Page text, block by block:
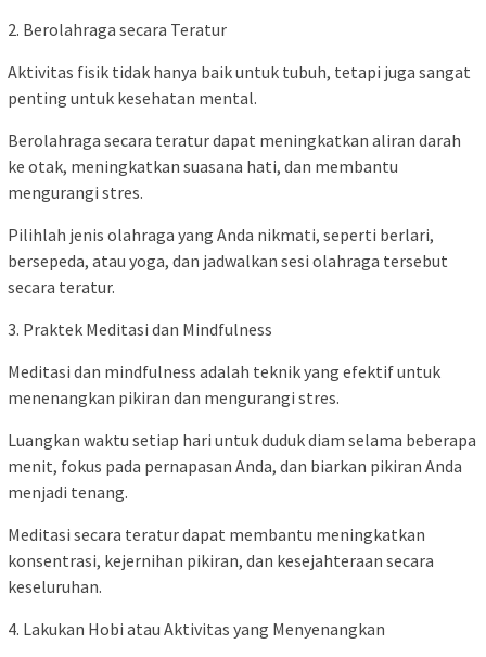
2. Berolahraga secara Teratur
Aktivitas fisik tidak hanya baik untuk tubuh, tetapi juga sangat
penting untuk kesehatan mental.
Berolahraga secara teratur dapat meningkatkan aliran darah
ke otak, meningkatkan suasana hati, dan membantu
mengurangi stres.
Pilihlah jenis olahraga yang Anda nikmati, seperti berlari,
bersepeda, atau yoga, dan jadwalkan sesi olahraga tersebut
secara teratur.
3. Praktek Meditasi dan Mindfulness
Meditasi dan mindfulness adalah teknik yang efektif untuk
menenangkan pikiran dan mengurangi stres.
Luangkan waktu setiap hari untuk duduk diam selama beberapa
menit, fokus pada pernapasan Anda, dan biarkan pikiran Anda
menjadi tenang.
Meditasi secara teratur dapat membantu meningkatkan
konsentrasi, kejernihan pikiran, dan kesejahteraan secara
keseluruhan.
4. Lakukan Hobi atau Aktivitas yang Menyenangkan